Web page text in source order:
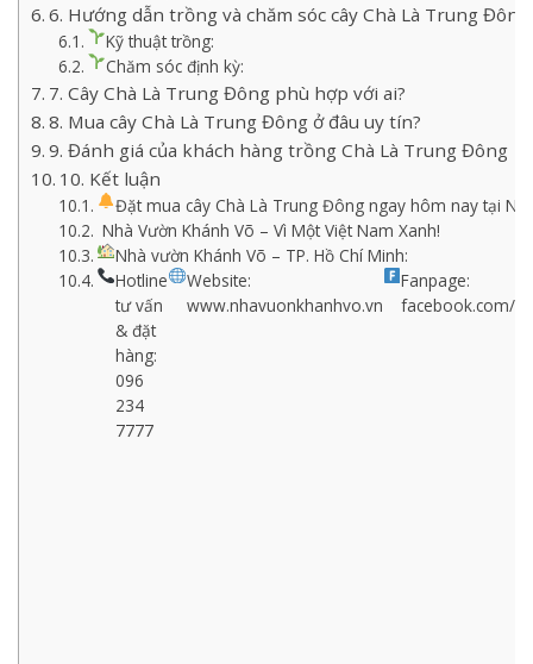
6. Hướng dẫn trồng và chăm sóc cây Chà Là Trung Đông
Kỹ thuật trồng:
Chăm sóc định kỳ:
7. Cây Chà Là Trung Đông phù hợp với ai?
8. Mua cây Chà Là Trung Đông ở đâu uy tín?
9. Đánh giá của khách hàng trồng Chà Là Trung Đông
10. Kết luận
Đặt mua cây Chà Là Trung Đông ngay hôm nay tại
Nhà Vườn Khánh Võ – Vì Một Việt Nam Xanh!
Nhà vườn Khánh Võ – TP. Hồ Chí Minh:
Hotline
tư vấn
& đặt
hàng:
096
234
7777
Website:
www.nhavuonkhanhvo.vn
Fanpage:
facebook.com/